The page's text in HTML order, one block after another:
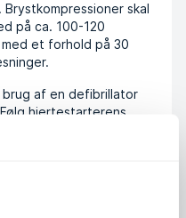
skal
på ca. 100-120
et forhold på 30
af en defibrillator
hjertestarterens
indtil ambulancen